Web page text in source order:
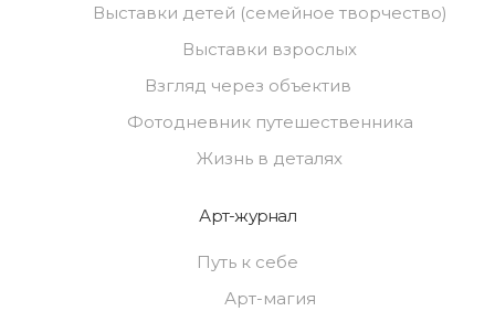
Выставки детей (семейное творчество)
Выставки взрослых
Взгляд через объектив
Фотодневник путешественника
Жизнь в деталях
Арт-журнал
Путь к себе
Арт-магия